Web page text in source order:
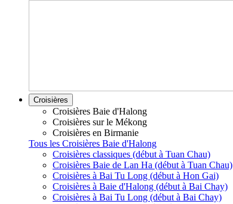
Croisières
Croisières Baie d'Halong
Croisières sur le Mékong
Croisières en Birmanie
Tous les Croisières Baie d'Halong
Croisières classiques (début à Tuan Chau)
Croisières Baie de Lan Ha (début à Tuan Chau)
Croisières à Bai Tu Long (début à Hon Gai)
Croisières à Baie d'Halong (début à Bai Chay)
Croisières à Bai Tu Long (début à Bai Chay)